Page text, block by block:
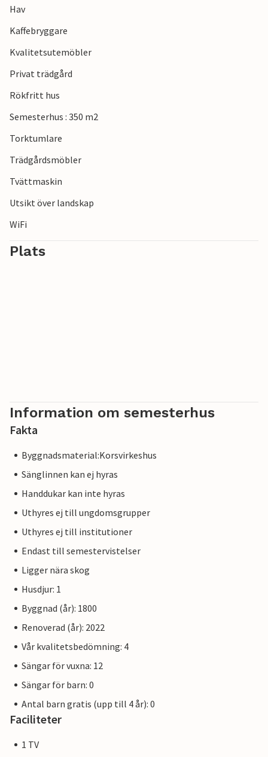
Hav
Kaffebryggare
Kvalitetsutemöbler
Privat trädgård
Rökfritt hus
Semesterhus : 350 m2
Torktumlare
Trädgårdsmöbler
Tvättmaskin
Utsikt över landskap
WiFi
Plats
Information om semesterhus
Fakta
Byggnadsmaterial:Korsvirkeshus
Sänglinnen kan ej hyras
Handdukar kan inte hyras
Uthyres ej till ungdomsgrupper
Uthyres ej till institutioner
Endast till semestervistelser
Ligger nära skog
Husdjur: 1
Byggnad (år): 1800
Renoverad (år): 2022
Vår kvalitetsbedömning: 4
Sängar för vuxna: 12
Sängar för barn: 0
Antal barn gratis (upp till 4 år): 0
Faciliteter
1 TV